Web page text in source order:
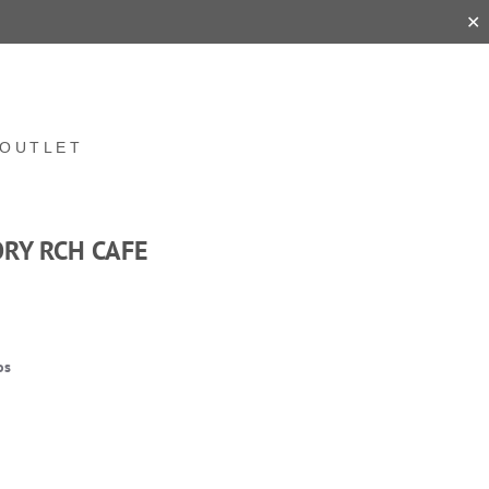
✕
OUTLET
RCH CAFE